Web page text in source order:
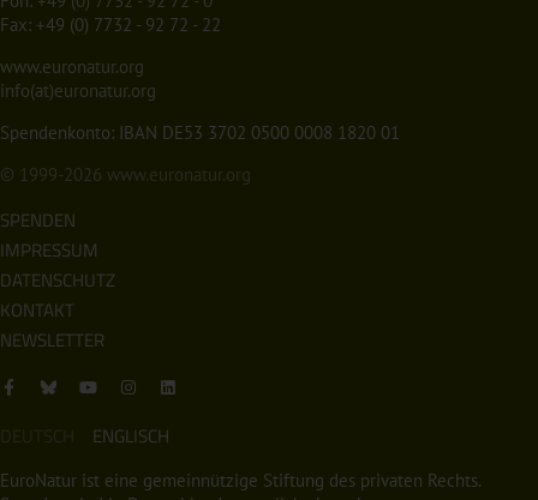
Fax: +49 (0) 7732 - 92 72 - 22
www.euronatur.org
info(at)euronatur.org
Spendenkonto: IBAN DE53 3702 0500 0008 1820 01
© 1999-2026 www.euronatur.org
SPENDEN
IMPRESSUM
DATENSCHUTZ
KONTAKT
NEWSLETTER
DEUTSCH ENGLISCH
EuroNatur ist eine gemeinnützige Stiftung des privaten Rechts.